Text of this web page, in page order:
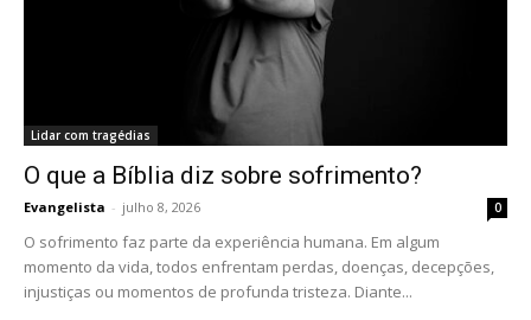
Lidar com tragédias
O que a Bíblia diz sobre sofrimento?
Evangelista - julho 8, 2026 0
O sofrimento faz parte da experiência humana. Em algum
momento da vida, todos enfrentam perdas, doenças, decepções,
injustiças ou momentos de profunda tristeza. Diante...